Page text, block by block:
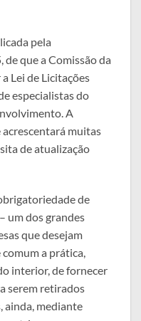
pela
que a Comissão da
Lei de Licitações
especialistas do
A
muitas
de atualização
de
um dos grandes
que desejam
a prática,
interior, de fornecer
serem retirados
ainda, mediante